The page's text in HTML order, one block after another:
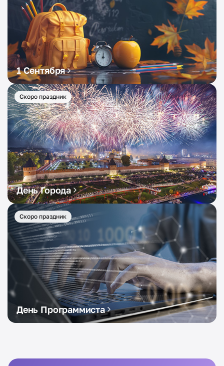
1 Сентября
Скоро праздник
День Города
Скоро праздник
День Программиста